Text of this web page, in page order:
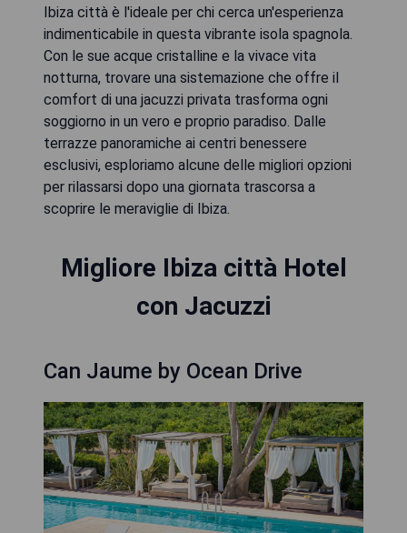
Ibiza città è l'ideale per chi cerca un'esperienza
indimenticabile in questa vibrante isola spagnola.
Con le sue acque cristalline e la vivace vita
notturna, trovare una sistemazione che offre il
comfort di una jacuzzi privata trasforma ogni
soggiorno in un vero e proprio paradiso. Dalle
terrazze panoramiche ai centri benessere
esclusivi, esploriamo alcune delle migliori opzioni
per rilassarsi dopo una giornata trascorsa a
scoprire le meraviglie di Ibiza.
Migliore Ibiza città Hotel
con Jacuzzi
Can Jaume by Ocean Drive